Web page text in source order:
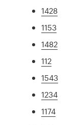
1428
1153
1482
112
1543
1234
1174